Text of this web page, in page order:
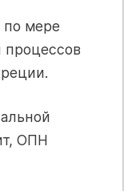
по мере
процессов
ОПН